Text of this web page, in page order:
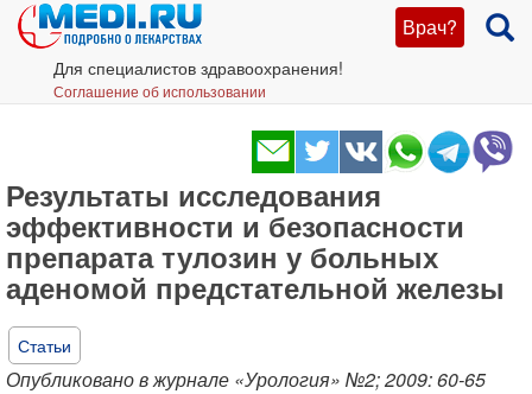
Врач?
Для специалистов здравоохранения!
Соглашение об использовании
Результаты исследования
эффективности и безопасности
препарата тулозин у больных
аденомой предстательной железы
Статьи
Опубликовано в журнале «Урология» №2; 2009: 60-65